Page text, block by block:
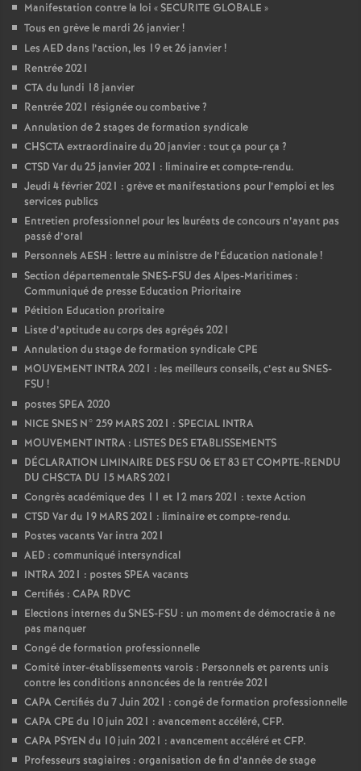
Manifestation contre la loi «SECURITE GLOBALE »
Tous en grève le mardi 26 janvier!
Les AED dans l’action, les 19 et 26 janvier!
Rentrée 2021
CTA du lundi 18 janvier
Rentrée 2021 résignée ou combative?
Annulation de 2 stages de formation syndicale
CHSCTA extraordinaire du 20 janvier : tout ça pour ça ?
CTSD Var du 25 janvier 2021 : liminaire et compte-rendu.
Jeudi 4 février 2021 : grève et manifestations pour l’emploi et les
services publics
Entretien professionnel pour les lauréats de concours n’ayant pas
passé d’oral
Personnels AESH : lettre au ministre de l’Éducation nationale!
Section départementale SNES-FSU des Alpes-Maritimes :
Communiqué de presse Education Prioritaire
Pétition Education proritaire
Liste d’aptitude au corps des agrégés 2021
Annulation du stage de formation syndicale CPE
MOUVEMENT INTRA 2021 : les meilleurs conseils, c’est au SNES-
FSU !
postes SPEA 2020
NICE SNES N° 259 MARS 2021 : SPECIAL INTRA
MOUVEMENT INTRA : LISTES DES ETABLISSEMENTS
DÉCLARATION LIMINAIRE DES FSU 06 ET 83 ET COMPTE-RENDU
DU CHSCTA DU 15 MARS 2021
Congrès académique des 11 et 12 mars 2021 : texte Action
CTSD Var du 19 MARS 2021 : liminaire et compte-rendu.
Postes vacants Var intra 2021
AED : communiqué intersyndical
INTRA 2021 : postes SPEA vacants
Certifiés : CAPA RDVC
Elections internes du SNES-FSU : un moment de démocratie à ne
pas manquer
Congé de formation professionnelle
Comité inter-établissements varois : Personnels et parents unis
contre les conditions annoncées de la rentrée 2021
CAPA Certifiés du 7 Juin 2021 : congé de formation professionnelle
CAPA CPE du 10 juin 2021 : avancement accéléré, CFP.
CAPA PSYEN du 10 juin 2021 : avancement accéléré et CFP.
Professeurs stagiaires : organisation de fin d’année de stage